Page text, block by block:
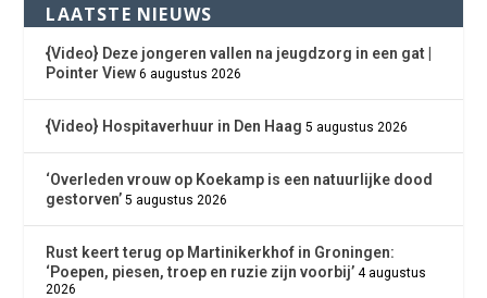
LAATSTE NIEUWS
{Video} Deze jongeren vallen na jeugdzorg in een gat |
Pointer View 6 augustus 2026
{Video} Hospitaverhuur in Den Haag 5 augustus 2026
‘Overleden vrouw op Koekamp is een natuurlijke dood
gestorven’ 5 augustus 2026
Rust keert terug op Martinikerkhof in Groningen:
‘Poepen, piesen, troep en ruzie zijn voorbij’ 4 augustus
2026